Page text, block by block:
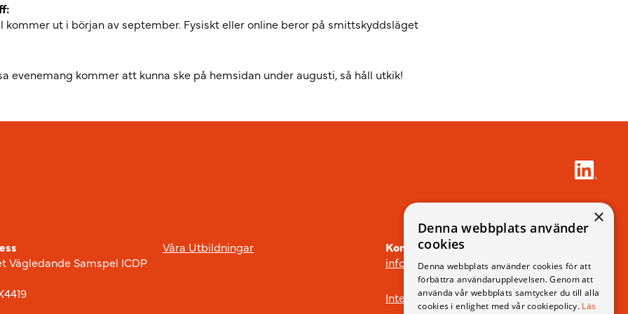
kommer ut i början av september. Fysiskt eller online beror på smittskyddsläget
evenemang kommer att kunna ske på hemsidan under augusti, så håll utkik!
Vägledande Samspel ICDP
Våra Utbildningar
Kontakt
info@icdp.se
Integritetspolicy
×
Denna webbplats använder
cookies
Denna webbplats använder cookies för att
förbättra användarupplevelsen. Genom att
använda vår webbplats samtycker du till alla
cookies i enlighet med vår cookiepolicy. Läs